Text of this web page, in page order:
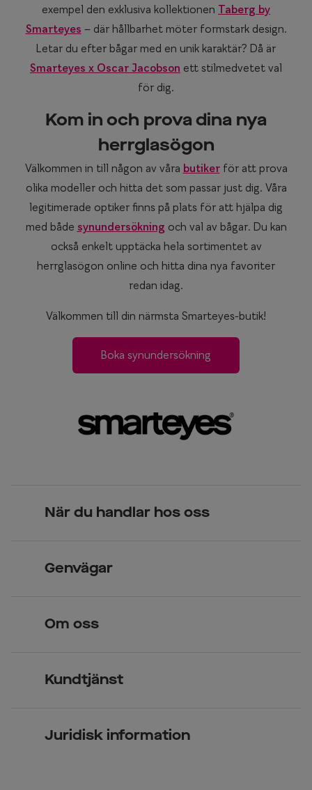
exempel den exklusiva kollektionen Taberg by
Smarteyes – där hållbarhet möter formstark design.
Letar du efter bågar med en unik karaktär? Då är
Smarteyes x Oscar Jacobson ett stilmedvetet val
för dig.
Kom in och prova dina nya
herrglasögon
Välkommen in till någon av våra butikerför att prova
olika modeller och hitta det som passar just dig. Våra
legitimerade optiker finns på plats för att hjälpa dig
med både synundersökning och val av bågar. Du kan
också enkelt upptäcka hela sortimentet av
herrglasögon online och hitta dina nya favoriter
redan idag.
Välkommen till din närmsta Smarteyes-butik!
Boka synundersökning
När du handlar hos oss
Över 70 butiker
Genvägar
Kontaktlinser
Om oss
Kundtjänst
Juridisk information